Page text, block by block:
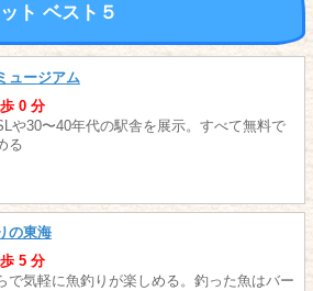
ト ベスト５
ュージアム
0 分
や30〜40年代の駅舎を展示。すべて無料で
る
の東海
5 分
で気軽に魚釣りが楽しめる。釣った魚はバー